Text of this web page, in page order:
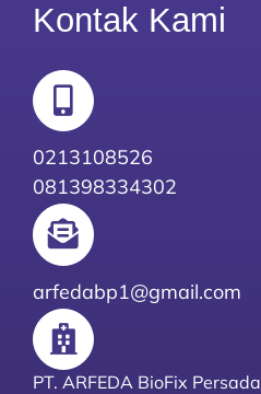
Kontak Kami
0213108526
081398334302
arfedabp1@gmail.com
PT. ARFEDA BioFix Persada